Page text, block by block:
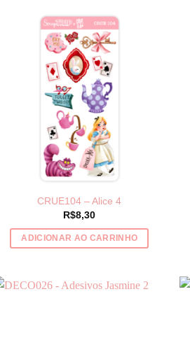
tem
várias
variantes.
As
opções
podem
ser
escolhidas
na
página
produto
CRUE104 – Alice 4
R$8,30
ADICIONAR AO CARRINHO